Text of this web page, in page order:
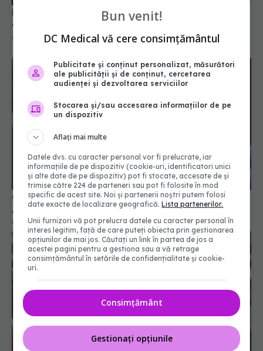
COVID, asociat cu o boală autoimună dureroasă.
Apare la peste un an de la infectare
05 mar 2024, 08:46
Alertă COVID-19 în România. 4.846 de cazuri noi
raportate într-o singură săptămână
16 sep 2025, 14:17
Bun venit!
DC Medical vă cere consimțământul
Publicitate și conținut personalizat, măsurători
ale publicității și de conținut, cercetarea
audienței și dezvoltarea serviciilor
Stocarea și/sau accesarea informațiilor de pe
un dispozitiv
Aflați mai multe
Datele dvs. cu caracter personal vor fi prelucrate, iar
informațiile de pe dispozitiv (cookie-uri, identificatori unici
și alte date de pe dispozitiv) pot fi stocate, accesate de și
trimise către 224 de parteneri sau pot fi folosite în mod
specific de acest site. Noi și partenerii noștri putem folosi
date exacte de localizare geografică.Lista partenerilor.
Unii furnizori vă pot prelucra datele cu caracter personal în
interes legitim, față de care puteți obiecta prin gestionarea
opțiunilor de mai jos. Căutați un link în partea de jos a
acestei pagini pentru a gestiona sau a vă retrage
consimțământul în setările de confidențialitate și cookie-
uri.
Consimțământ
Gestionați opțiunile